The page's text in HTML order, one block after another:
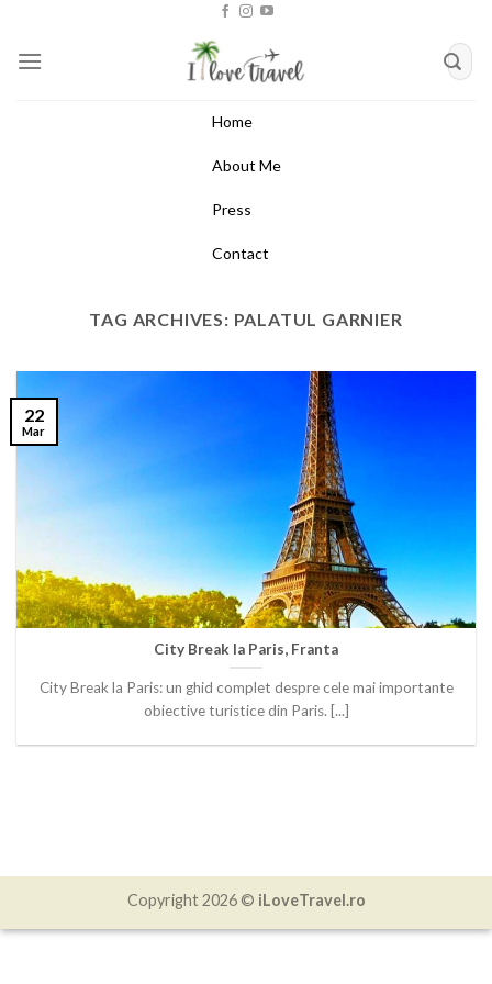
content
Home
About Me
Press
Contact
TAG ARCHIVES: PALATUL GARNIER
City Break la Paris, Franta
City Break la Paris: un ghid complet despre cele mai importante
obiective turistice din Paris. [...]
22
Mar
Copyright 2026 © iLoveTravel.ro